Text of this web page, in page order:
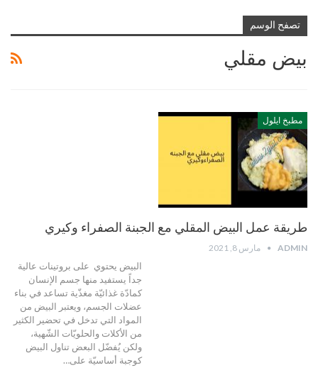
تصفح الوسم
بيض مقلي
مطبخ ايلول
طريقة عمل البيض المقلي مع الجبنة الصفراء وكيري
ADMIN مارس 8, 2021
البيض يحتوي على بروتينات عالية
جداً يستفيد منها جسم الإنسان
كمادّة غذائيّة مغذّية تساعد في بناء
عضلات الجسم، ويعتبر البيض من
المواد التي تدخل في تحضير الكثير
من الأكلات والحلويّات الشّهية،
ولكن يُفضّل البعض تناول البيض
كوجبة أساسيّة على…